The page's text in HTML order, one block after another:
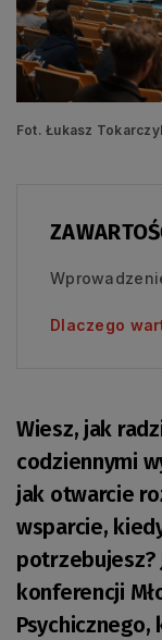
Fot. Łukasz
Dlaczego
Wiesz, jak
codziennymi
jak otwarcie
wsparcie,
potrzebujesz?
konferencji